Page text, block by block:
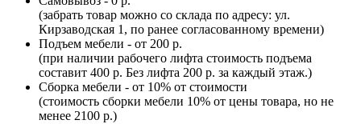
(забрать товар можно со склада по адресу: ул.
Кирзаводская 1, по ранее согласованному времени)
Подъем мебели - от 200 р.
(при наличии рабочего лифта стоимость подъема
составит 400 р. Без лифта 200 р. за каждый этаж.)
Сборка мебели - от 10% от стоимости
(стоимость сборки мебели 10% от цены товара, но не
менее 2100 р.)